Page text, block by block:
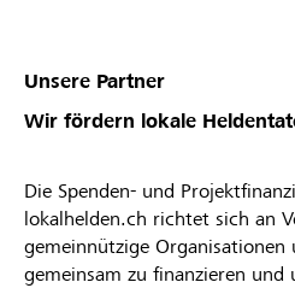
Unsere Partner
Wir fördern lokale
Die Spenden- und
lokalhelden.ch richtet sich an
gemeinnützige
gemeinsam zu finanzieren und